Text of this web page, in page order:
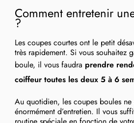
Comment entretenir
?
Les coupes courtes ont le petit
très rapidement. Si vous souhaitez
boule, il vous faudra prendre
coiffeur toutes les deux 5 à 6
Au quotidien, les coupes boules ne
énormément d’entretien. Il vous